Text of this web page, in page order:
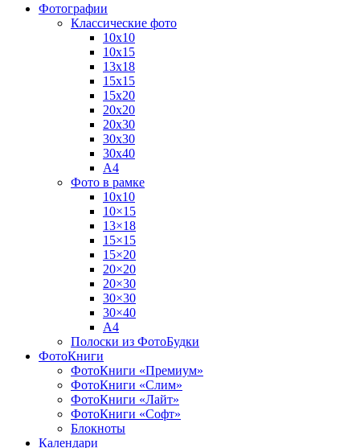
Фотографии
Классические фото
10х10
10х15
13х18
15х15
15х20
20х20
20х30
30х30
30х40
А4
Фото в рамке
10х10
10×15
13×18
15×15
15×20
20×20
20×30
30×30
30×40
A4
Полоски из ФотоБудки
ФотоКниги
ФотоКниги «Премиум»
ФотоКниги «Слим»
ФотоКниги «Лайт»
ФотоКниги «Софт»
Блокноты
Календари